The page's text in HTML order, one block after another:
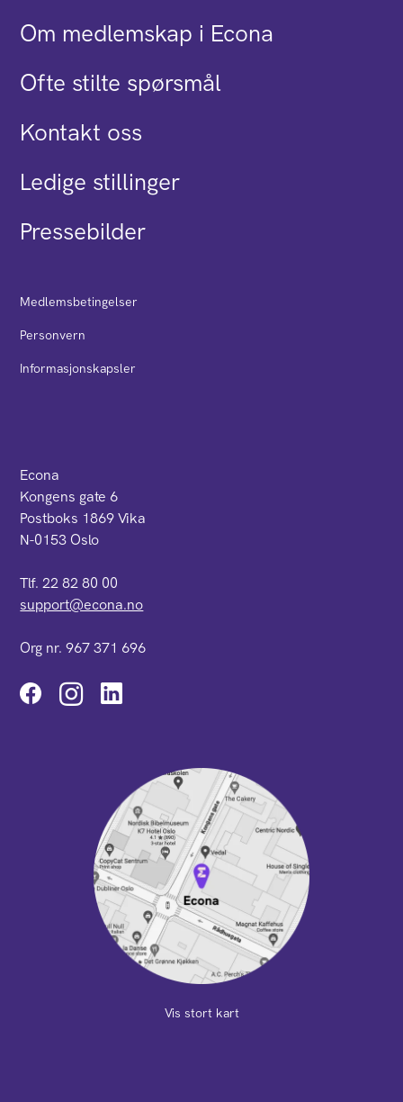
Om medlemskap i Econa
Ofte stilte spørsmål
Kontakt oss
Ledige stillinger
Pressebilder
Medlemsbetingelser
Personvern
Informasjonskapsler
Econa
Kongens gate 6
Postboks 1869 Vika
N-0153 Oslo
Tlf. 22 82 80 00
support@econa.no
Org nr. 967 371 696
Instagram
Vis stort kart